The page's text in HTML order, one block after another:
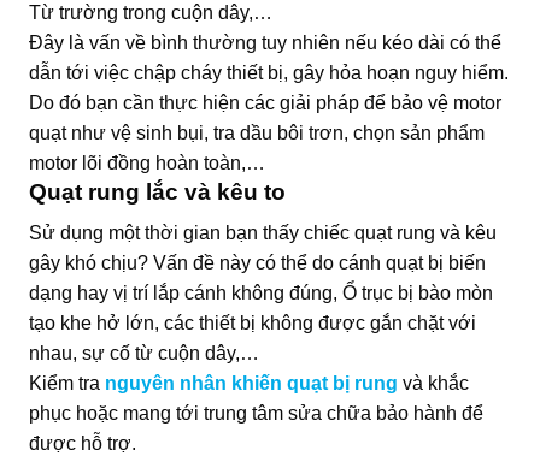
Từ trường trong cuộn dây,…
Đây là vấn về bình thường tuy nhiên nếu kéo dài có thể
dẫn tới việc chập cháy thiết bị, gây hỏa hoạn nguy hiểm.
Do đó bạn cần thực hiện các giải pháp để bảo vệ motor
quạt như vệ sinh bụi, tra dầu bôi trơn, chọn sản phẩm
motor lõi đồng hoàn toàn,…
Quạt rung lắc và kêu to
Sử dụng một thời gian bạn thấy chiếc quạt rung và kêu
gây khó chịu? Vấn đề này có thể do cánh quạt bị biến
dạng hay vị trí lắp cánh không đúng, Ổ trục bị bào mòn
tạo khe hở lớn, các thiết bị không được gắn chặt với
nhau, sự cố từ cuộn dây,…
Kiểm tra nguyên nhân khiến quạt bị rung và khắc
phục hoặc mang tới trung tâm sửa chữa bảo hành để
được hỗ trợ.